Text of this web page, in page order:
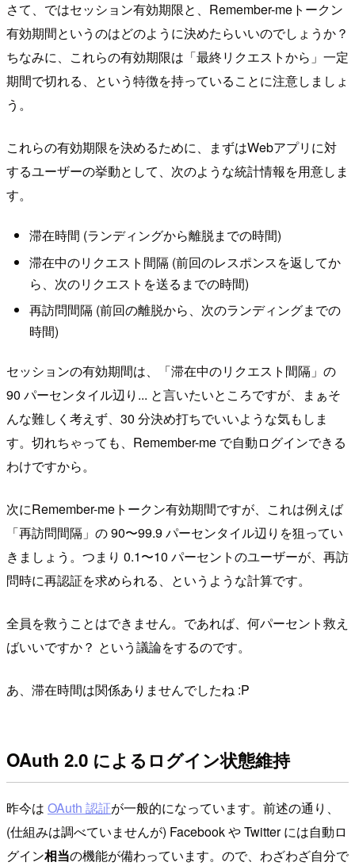
さて、ではセッション有効期限と、Remember-meトークン
有効期間というのはどのように決めたらいいのでしょうか？
ちなみに、これらの有効期限は「最終リクエストから」一定
期間で切れる、という特徴を持っていることに注意しましょ
う。
これらの有効期限を決めるために、まずはWebアプリに対
するユーザーの挙動として、次のような統計情報を用意しま
す。
滞在時間 (ランディングから離脱までの時間)
滞在中のリクエスト間隔 (前回のレスポンスを返してか
ら、次のリクエストを送るまでの時間)
再訪問間隔 (前回の離脱から、次のランディングまでの
時間)
セッションの有効期間は、「滞在中のリクエスト間隔」の
90 パーセンタイル辺り... と言いたいところですが、まぁそ
んな難しく考えず、30 分決め打ちでいいような気もしま
す。切れちゃっても、Remember-me で自動ログインできる
わけですから。
次にRemember-meトークン有効期間ですが、これは例えば
「再訪問間隔」の 90〜99.9 パーセンタイル辺りを狙ってい
きましょう。つまり 0.1〜10 パーセントのユーザーが、再訪
問時に再認証を求められる、というような計算です。
全員を救うことはできません。であれば、何パーセント救え
ばいいですか？ という議論をするのです。
あ、滞在時間は関係ありませんでしたね :P
OAuth 2.0 によるログイン状態維持
昨今は OAuth 認証が一般的になっています。前述の通り、
(仕組みは調べていませんが) Facebook や Twitter には自動ロ
グイン相当の機能が備わっています。ので、わざわざ自分で